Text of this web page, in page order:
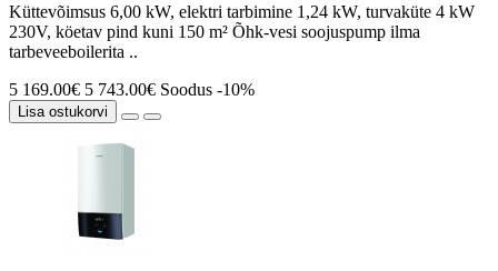
Küttevõimsus 6,00 kW, elektri tarbimine 1,24 kW, turvaküte 4 kW
230V, köetav pind kuni 150 m² Õhk-vesi soojuspump ilma
tarbeveeboilerita ..
5 169.00€ 5 743.00€ Soodus -10%
Lisa ostukorvi